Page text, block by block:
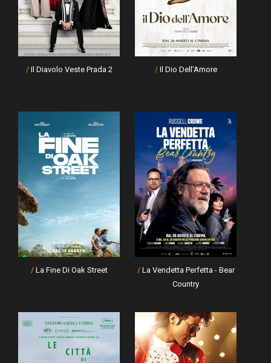
/Il Diavolo Veste Prada 2 /Il Dio Dell'Amore
/La Fine Di Oak Street /La Vendetta Perfetta - Bear
Country